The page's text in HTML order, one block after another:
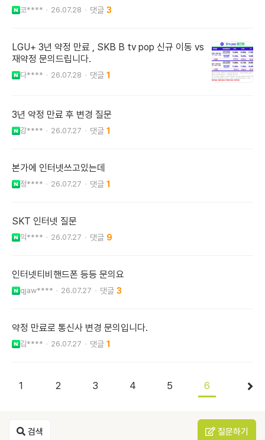
코**** 26.07.28 3
LGU+ 3년 약정 만료 , SKB B tv pop 신규 이동 vs
재약정 문의드립니다.
다**** 26.07.28 1
3년 약정 만료 후 변경 질문
감**** 26.07.27 1
본가에 인터넷쓰고있는데
정**** 26.07.27 1
SKT 인터넷 질문
익**** 26.07.27 9
인터넷티비핸드폰 등등 문의요
qjaw**** 26.07.27 3
약정 만료로 통신사 변경 문의입니다.
김**** 26.07.27 1
1 2 3 4 5 6
검색 질문하기